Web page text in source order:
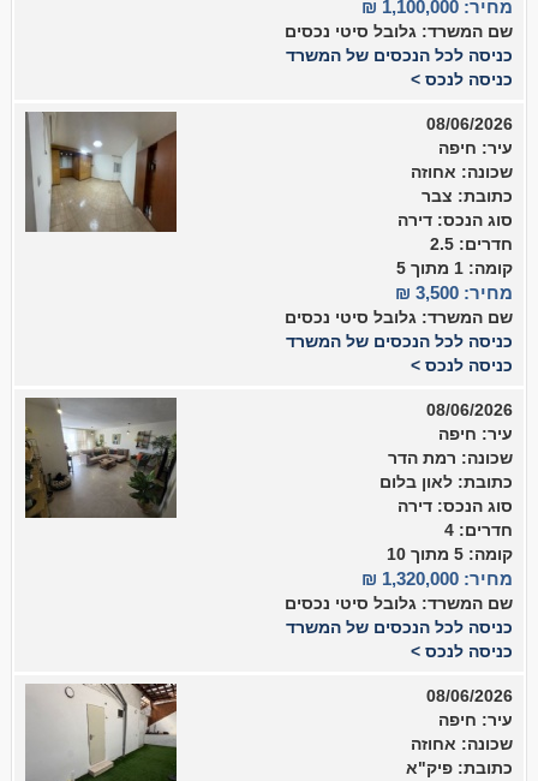
מחיר: 1,100,000 ₪
שם המשרד: גלובל סיטי נכסים
כניסה לכל הנכסים של המשרד
כניסה לנכס >
08/06/2026
עיר: חיפה
שכונה: אחוזה
כתובת: צבר
סוג הנכס: דירה
חדרים: 2.5
קומה: 1 מתוך 5
מחיר: 3,500 ₪
שם המשרד: גלובל סיטי נכסים
כניסה לכל הנכסים של המשרד
כניסה לנכס >
08/06/2026
עיר: חיפה
שכונה: רמת הדר
כתובת: לאון בלום
סוג הנכס: דירה
חדרים: 4
קומה: 5 מתוך 10
מחיר: 1,320,000 ₪
שם המשרד: גלובל סיטי נכסים
כניסה לכל הנכסים של המשרד
כניסה לנכס >
08/06/2026
עיר: חיפה
שכונה: אחוזה
כתובת: פיק"א